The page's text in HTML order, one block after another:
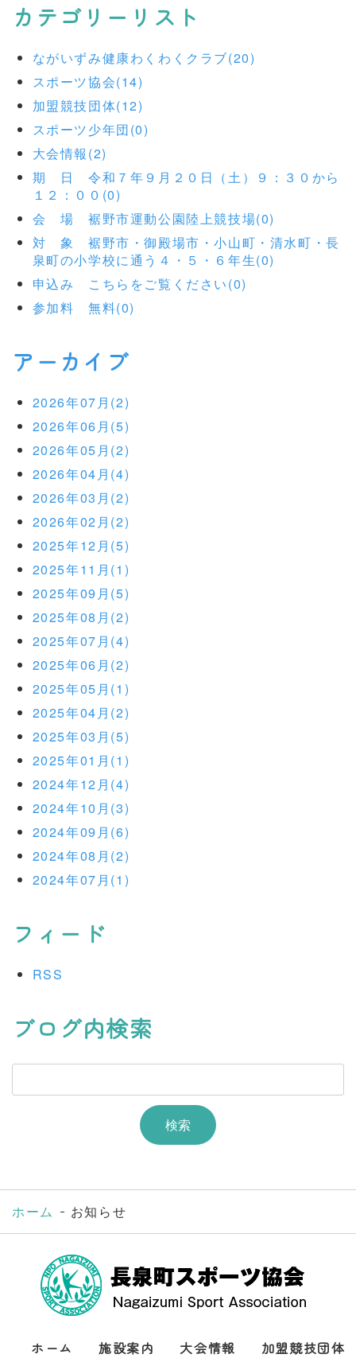
カテゴリーリスト
ながいずみ健康わくわくクラブ(20)
スポーツ協会(14)
加盟競技団体(12)
スポーツ少年団(0)
大会情報(2)
期 日 令和７年９月２０日（土）９：３０から
１２：００(0)
会 場 裾野市運動公園陸上競技場(0)
対 象 裾野市・御殿場市・小山町・清水町・長
泉町の小学校に通う４・５・６年生(0)
申込み こちらをご覧ください(0)
参加料 無料(0)
アーカイブ
2026年07月(2)
2026年06月(5)
2026年05月(2)
2026年04月(4)
2026年03月(2)
2026年02月(2)
2025年12月(5)
2025年11月(1)
2025年09月(5)
2025年08月(2)
2025年07月(4)
2025年06月(2)
2025年05月(1)
2025年04月(2)
2025年03月(5)
2025年01月(1)
2024年12月(4)
2024年10月(3)
2024年09月(6)
2024年08月(2)
2024年07月(1)
フィード
RSS
ブログ内検索
ホーム お知らせ
ホーム 施設案内 大会情報 加盟競技団体